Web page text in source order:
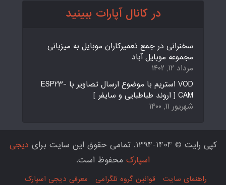
در کانال آپارات ببینید
سخنرانی در جمع تعمیرکاران موبایل به میزبانی
مجموعه موبایل آباد
مرداد ۱۲, ۱۴۰۲
VOD استریم با موضوع ارسال تصاویر با ESP23-
CAM [ اروند طباطبایی و سایفر ]
شهریور ۱۱, ۱۴۰۰
کپی رایت © 1404-1394. تمامی حقوق این سایت برای
دیجی
اسپارک محفوظ است.
راهنمای سایت قوانین گروه تلگرامی معرفی دیجی اسپارک